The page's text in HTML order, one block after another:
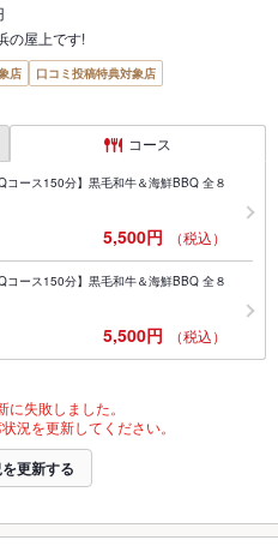
の屋上です!
店
口コミ投稿特典対象店
コース
コース150分】黒毛和牛＆海鮮BBQ 全８
5,500円 （税込）
コース150分】黒毛和牛＆海鮮BBQ 全８
5,500円 （税込）
失敗しました。
況を更新してください。
更新する